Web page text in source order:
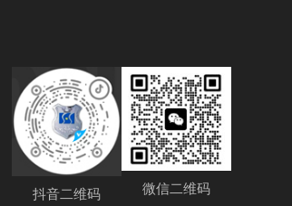
抖音二维码 微信二维码